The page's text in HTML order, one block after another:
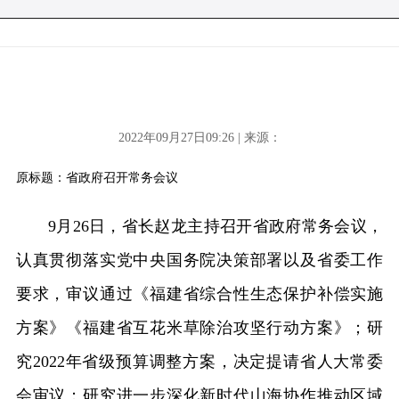
2022年09月27日09:26 | 来源：
原标题：省政府召开常务会议
9月26日，省长赵龙主持召开省政府常务会议，
认真贯彻落实党中央国务院决策部署以及省委工作
要求，审议通过《福建省综合性生态保护补偿实施
方案》《福建省互花米草除治攻坚行动方案》；研
究2022年省级预算调整方案，决定提请省人大常委
会审议；研究进一步深化新时代山海协作推动区域